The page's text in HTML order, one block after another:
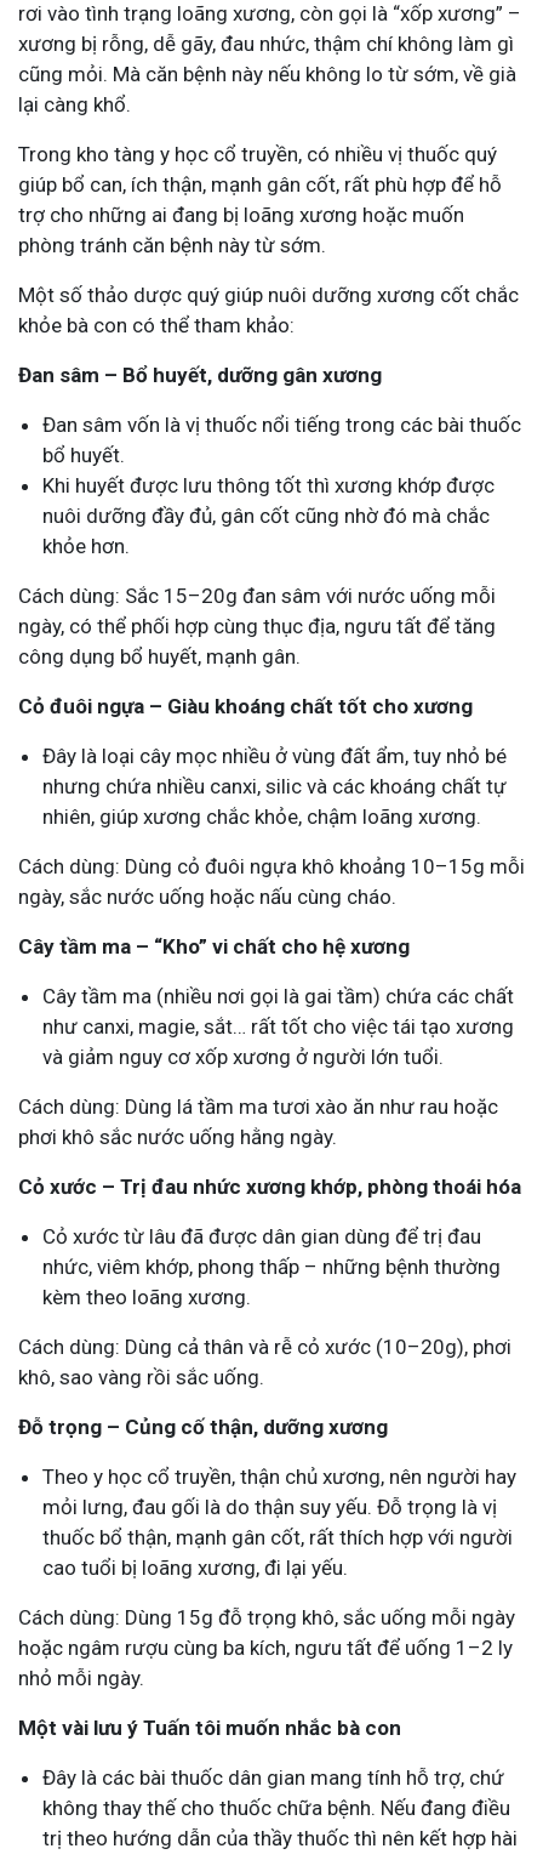
rơi vào tình trạng loãng xương, còn gọi là “xốp xương” –
xương bị rỗng, dễ gãy, đau nhức, thậm chí không làm gì
cũng mỏi. Mà căn bệnh này nếu không lo từ sớm, về già
lại càng khổ.
Trong kho tàng y học cổ truyền, có nhiều vị thuốc quý
giúp bổ can, ích thận, mạnh gân cốt, rất phù hợp để hỗ
trợ cho những ai đang bị loãng xương hoặc muốn
phòng tránh căn bệnh này từ sớm.
Một số thảo dược quý giúp nuôi dưỡng xương cốt chắc
khỏe bà con có thể tham khảo:
Đan sâm – Bổ huyết, dưỡng gân xương
Đan sâm vốn là vị thuốc nổi tiếng trong các bài thuốc
bổ huyết.
Khi huyết được lưu thông tốt thì xương khớp được
nuôi dưỡng đầy đủ, gân cốt cũng nhờ đó mà chắc
khỏe hơn.
Cách dùng: Sắc 15–20g đan sâm với nước uống mỗi
ngày, có thể phối hợp cùng thục địa, ngưu tất để tăng
công dụng bổ huyết, mạnh gân.
Cỏ đuôi ngựa – Giàu khoáng chất tốt cho xương
Đây là loại cây mọc nhiều ở vùng đất ẩm, tuy nhỏ bé
nhưng chứa nhiều canxi, silic và các khoáng chất tự
nhiên, giúp xương chắc khỏe, chậm loãng xương.
Cách dùng: Dùng cỏ đuôi ngựa khô khoảng 10–15g mỗi
ngày, sắc nước uống hoặc nấu cùng cháo.
Cây tầm ma – “Kho” vi chất cho hệ xương
Cây tầm ma (nhiều nơi gọi là gai tầm) chứa các chất
như canxi, magie, sắt… rất tốt cho việc tái tạo xương
và giảm nguy cơ xốp xương ở người lớn tuổi.
Cách dùng: Dùng lá tầm ma tươi xào ăn như rau hoặc
phơi khô sắc nước uống hằng ngày.
Cỏ xước – Trị đau nhức xương khớp, phòng thoái hóa
Cỏ xước từ lâu đã được dân gian dùng để trị đau
nhức, viêm khớp, phong thấp – những bệnh thường
kèm theo loãng xương.
Cách dùng: Dùng cả thân và rễ cỏ xước (10–20g), phơi
khô, sao vàng rồi sắc uống.
Đỗ trọng – Củng cố thận, dưỡng xương
Theo y học cổ truyền, thận chủ xương, nên người hay
mỏi lưng, đau gối là do thận suy yếu. Đỗ trọng là vị
thuốc bổ thận, mạnh gân cốt, rất thích hợp với người
cao tuổi bị loãng xương, đi lại yếu.
Cách dùng: Dùng 15g đỗ trọng khô, sắc uống mỗi ngày
hoặc ngâm rượu cùng ba kích, ngưu tất để uống 1–2 ly
nhỏ mỗi ngày.
Một vài lưu ý Tuấn tôi muốn nhắc bà con
Đây là các bài thuốc dân gian mang tính hỗ trợ, chứ
không thay thế cho thuốc chữa bệnh. Nếu đang điều
trị theo hướng dẫn của thầy thuốc thì nên kết hợp hài